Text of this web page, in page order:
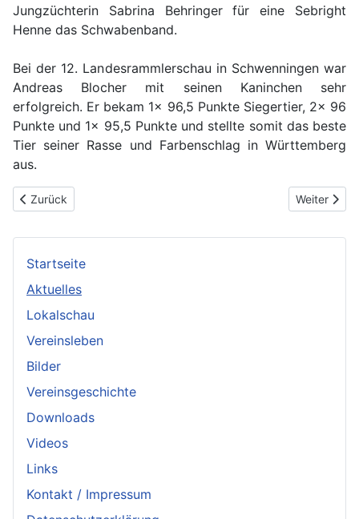
Startseite
Aktuelles
Lokalschau
Vereinsleben
Bilder
Vereinsgeschichte
Downloads
Videos
Links
Kontakt / Impressum
Jungzüchterin Sabrina Behringer für eine Sebright
Henne das Schwabenband.
Bei der 12. Landesrammlerschau in Schwenningen war
Andreas Blocher mit seinen Kaninchen sehr
erfolgreich. Er bekam 1x 96,5 Punkte Siegertier, 2x 96
Punkte und 1x 95,5 Punkte und stellte somit das beste
Tier seiner Rasse und Farbenschlag in Württemberg
aus.
Vorheriger Beitrag: Schausaison 2001
Zurück Nächster
Weiter